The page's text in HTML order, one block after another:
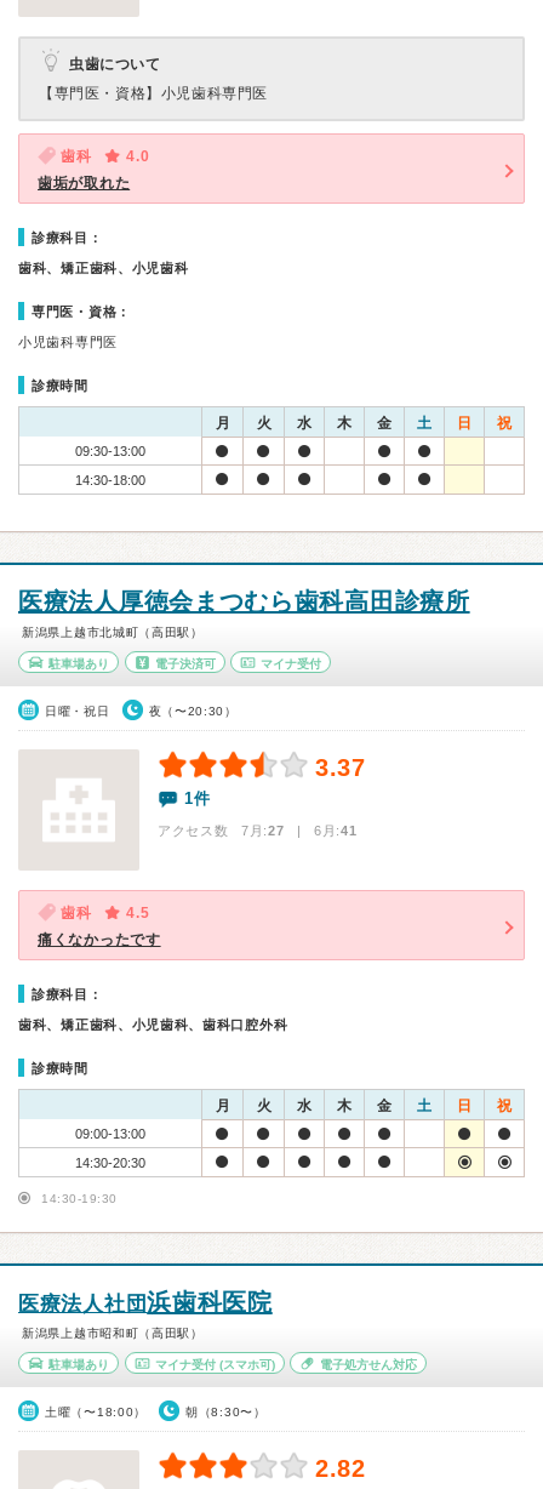
虫歯について
【専門医・資格】 小児歯科専門医
歯科
4.0
歯垢が取れた
診療科目：
歯科、矯正歯科、小児歯科
専門医・資格：
小児歯科専門医
診療時間
月 火 水 木 金 土 日 祝
09:30-13:00
14:30-18:00
医療法人厚徳会まつむら歯科高田診療所
新潟県上越市北城町（高田駅）
駐車場あり 電子決済可 マイナ受付
日曜・祝日 夜（〜20:30）
3.37
1件
アクセス数 7月:27 | 6月:41
歯科
4.5
痛くなかったです
診療科目：
歯科、矯正歯科、小児歯科、歯科口腔外科
診療時間
月 火 水 木 金 土 日 祝
09:00-13:00
14:30-20:30
14:30-19:30
医療法人社団浜歯科医院
新潟県上越市昭和町（高田駅）
駐車場あり マイナ受付(スマホ可) 電子処方せん対応
土曜（〜18:00） 朝（8:30〜）
2.82